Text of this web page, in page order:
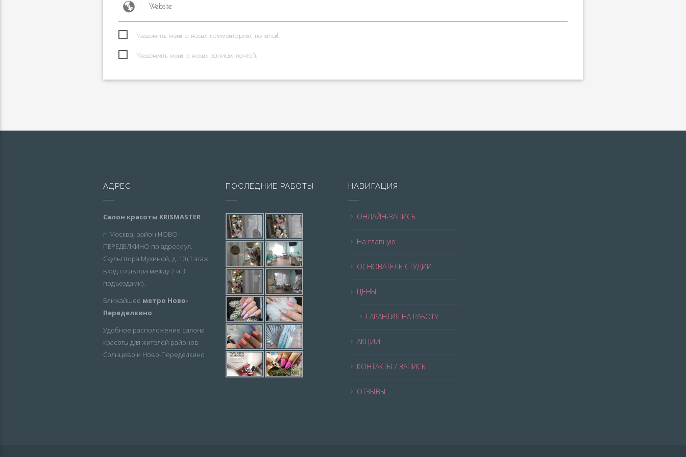
Уведомить меня о новых комментариях по email.
Уведомлять меня о новых записях почтой.
АДРЕС
Салон красоты KRISMASTER
г. Москва, район НОВО-
ПЕРЕДЕЛКИНО по адресу ул.
Скульптора Мухиной, д. 10 (1 этаж,
вход со двора между 2 и 3
подъездами).
Ближайшее метро Ново-
Переделкино.
Удобное расположение салона
красоты для жителей районов
Солнцево и Ново-Переделкино
ПОСЛЕДНИЕ РАБОТЫ НАВИГАЦИЯ
ОНЛАЙН-ЗАПИСЬ
На главную
ОСНОВАТЕЛЬ СТУДИИ
ЦЕНЫ
ГАРАНТИЯ НА РАБОТУ
АКЦИИ
КОНТАКТЫ / ЗАПИСЬ
ОТЗЫВЫ